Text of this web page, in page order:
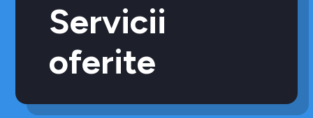
Servicii
oferite